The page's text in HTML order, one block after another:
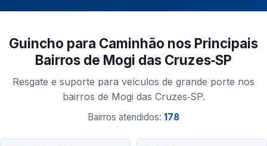
Guincho para Caminhão nos Principais
Bairros de Mogi das Cruzes‑SP
Resgate e suporte para veículos de grande porte nos
bairros de Mogi das Cruzes‑SP.
Bairros atendidos: 178